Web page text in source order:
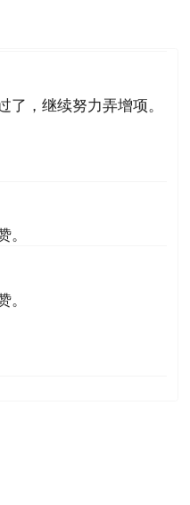
了，继续努力弄增项。
。
。
答疑。